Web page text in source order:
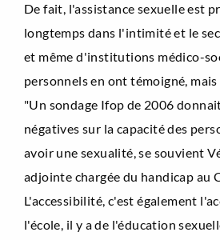
De fait, l'assistance sexuelle est
longtemps dans l'intimité et le
et même d'institutions médico-
personnels en ont témoigné,
"Un sondage Ifop de 2006
négatives sur la capacité des
avoir une sexualité, se souvient
adjointe chargée du handicap au
L'accessibilité, c'est également
l'école, il y a de l'éducation